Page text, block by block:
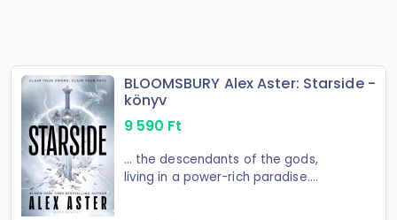
BLOOMSBURY Alex Aster: Starside -
könyv
9 590 Ft
... the descendants of the gods,
living in a power-rich paradise.